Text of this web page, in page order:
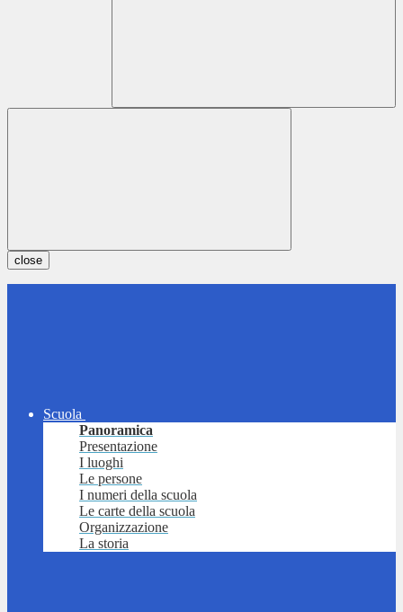
close
Scuola
Panoramica
Presentazione
I luoghi
Le persone
I numeri della scuola
Le carte della scuola
Organizzazione
La storia